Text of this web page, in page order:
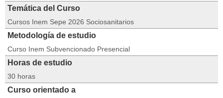
Temática del Curso
Cursos Inem Sepe 2026 Sociosanitarios
Metodología de estudio
Curso Inem Subvencionado Presencial
Horas de estudio
30 horas
Curso orientado a